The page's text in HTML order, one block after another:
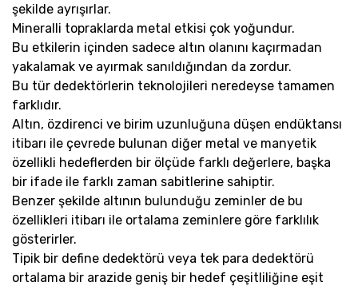
şekilde ayrışırlar.
Mineralli topraklarda metal etkisi çok yoğundur.
Bu etkilerin içinden sadece altın olanını kaçırmadan
yakalamak ve ayırmak sanıldığından da zordur.
Bu tür dedektörlerin teknolojileri neredeyse tamamen
farklıdır.
Altın, özdirenci ve birim uzunluğuna düşen endüktansı
itibarı ile çevrede bulunan diğer metal ve manyetik
özellikli hedeflerden bir ölçüde farklı değerlere, başka
bir ifade ile farklı zaman sabitlerine sahiptir.
Benzer şekilde altının bulunduğu zeminler de bu
özellikleri itibarı ile ortalama zeminlere göre farklılık
gösterirler.
Tipik bir define dedektörü veya tek para dedektörü
ortalama bir arazide geniş bir hedef çeşitliliğine eşit